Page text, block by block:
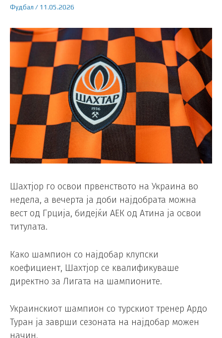
Фудбал / 11.05.2026
Шахтјор го освои првенството на Украина во
недела, а вечерта ја доби најдобрата можна
вест од Грција, бидејќи АЕК од Атина ја освои
титулата.
Како шампион со најдобар клупски
коефициент, Шахтјор се квалификуваше
директно за Лигата на шампионите.
Украинскиот шампион со турскиот тренер Ардо
Туран ја заврши сезоната на најдобар можен
начин.